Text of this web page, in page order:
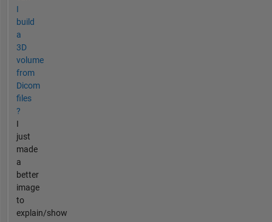
I
build
a
3D
volume
from
Dicom
files
?
I
just
made
a
better
image
to
explain/show